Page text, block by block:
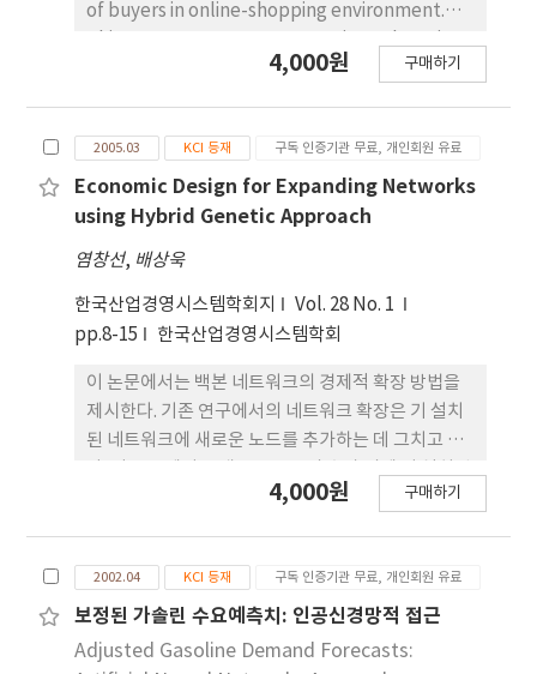
of buyers in online-shopping environment.
agent system considered easy access and
4,000원 구매하기
2005.03 KCI 등재 구독 인증기관 무료, 개인회원 유료
Economic Design for Expanding Networks
using Hybrid Genetic Approach
염창선, 배상욱
한국산업경영시스템학회지
Vol. 28 No. 1
pp.8-15
한국산업경영시스템학회
이 논문에서는 백본 네트워크의 경제적 확장 방법을
제시한다. 기존 연구에서의 네트워크 확장은 기 설치
된 네트워크에 새로운 노드를 추가하는 데 그치고 있
링크의 용량 확장 까지를 고려하는 경제적 확장 설계
서 비용을 최소화하는 문제로 표현된다. 효율적인 해
외 탐색을 위해 이진과 K진이 혼용된 하이
4,000원 구매하기
2002.04 KCI 등재 구독 인증기관 무료, 개인회원 유료
보정된 가솔린 수요예측치: 인공신경망적 접근
Adjusted Gasoline Demand Forecasts: